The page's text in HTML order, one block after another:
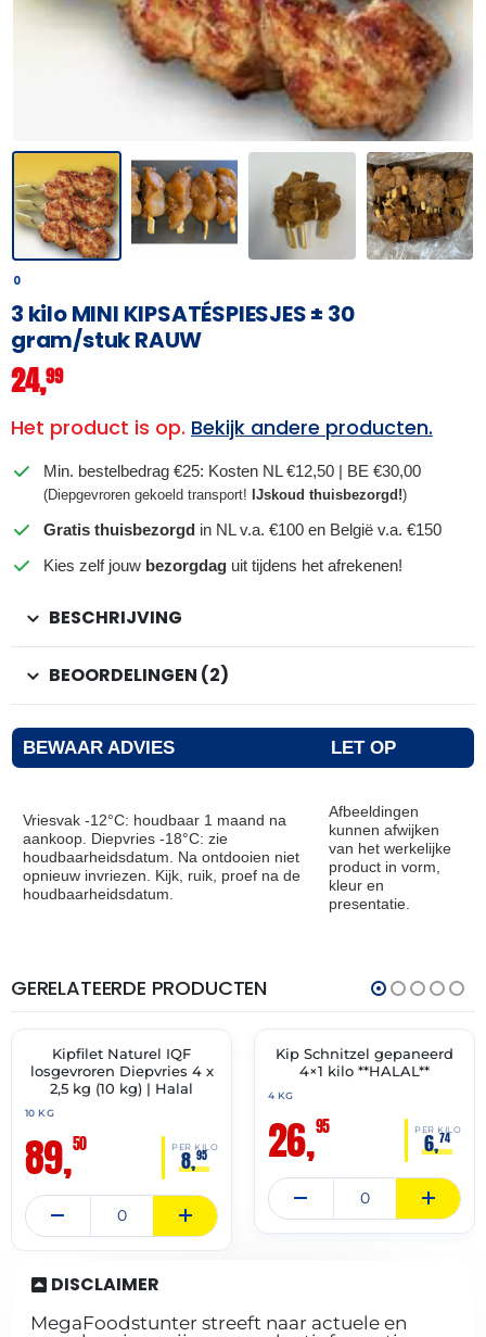
0
3 kilo MINI KIPSATÉSPIESJES ± 30
gram/stuk RAUW
24,99
Het product is op. Bekijk andere producten.
Min. bestelbedrag €25: Kosten NL €12,50 | BE €30,00
(Diepgevroren gekoeld transport! IJskoud thuisbezorgd!)
Gratis thuisbezorgd in NL v.a. €100 en België v.a. €150
Kies zelf jouw bezorgdag uit tijdens het afrekenen!
BESCHRIJVING
BEOORDELINGEN (2)
BEWAAR ADVIES LET OP
Vriesvak -12°C: houdbaar 1 maand na
aankoop. Diepvries -18°C: zie
houdbaarheidsdatum. Na ontdooien niet
opnieuw invriezen. Kijk, ruik, proef na de
houdbaarheidsdatum.
Afbeeldingen
kunnen afwijken
van het werkelijke
product in vorm,
kleur en
presentatie.
GERELATEERDE PRODUCTEN
🔥 OP=OP
THT:
27-
Kipfilet Naturel IQF
losgevroren Diepvries 4 x
2,5 kg (10 kg) | Halal
10 KG
89,50 PER KILO
8,95
✓ VAST ASSORTIMENT
Kip Schnitzel gepaneerd
4×1 kilo **HALAL**
4 KG
26,95 PER KILO
6,74
DISCLAIMER
MegaFoodstunter streeft naar actuele en